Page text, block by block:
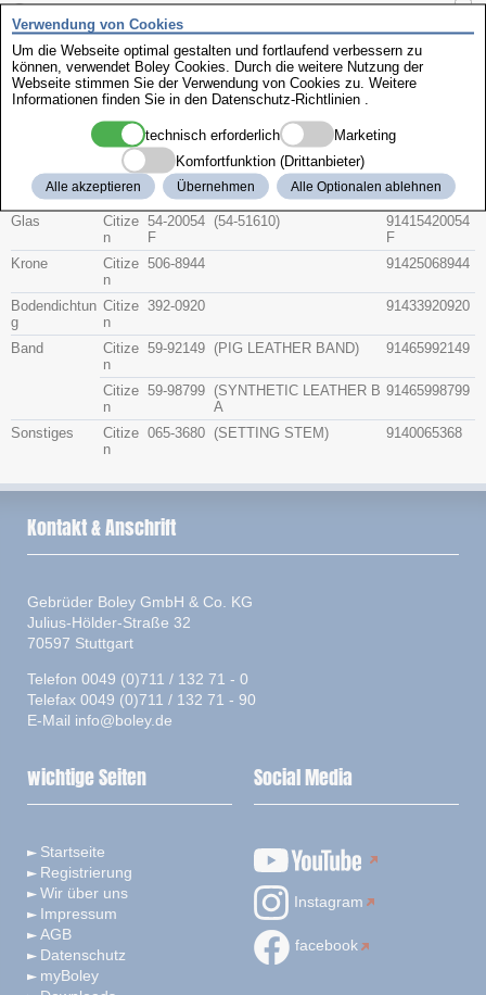
Zenith
Citizen 4-399722
Gruppe HerstellerTeile-Nr. Beschreibung Artikel-Nr.
Glas
Citize
n
54-20054
F
(54-51610)
91415420054
F
Krone
Citize
n
506-8944 91425068944
Bodendichtun
g
Citize
n
392-0920 91433920920
Band
Citize
n
59-92149 (PIG LEATHER BAND) 91465992149
Citize
n
59-98799 (SYNTHETIC LEATHER B
A
91465998799
Sonstiges
Citize
n
065-3680 (SETTING STEM) 9140065368
Verwendung von Cookies
Um die Webseite optimal gestalten und fortlaufend verbessern zu
können, verwendet Boley Cookies. Durch die weitere Nutzung der
Webseite stimmen Sie der Verwendung von Cookies zu. Weitere
Informationen finden Sie in den Datenschutz-Richtlinien
technisch erforderlich
Marketing
Komfortfunktion (Drittanbieter)
Alle akzeptieren Übernehmen Alle Optionalen ablehnen
Kontakt & Anschrift
Gebrüder Boley GmbH & Co. KG
Julius-Hölder-Straße 32
70597 Stuttgart
Telefon 0049 (0)711 / 132 71 - 0
Telefax 0049 (0)711 / 132 71 - 90
E-Mail info@boley.de
wichtige Seiten
Startseite
Registrierung
Wir über uns
Impressum
AGB
Datenschutz
myBoley
Social Media
Instagram
facebook